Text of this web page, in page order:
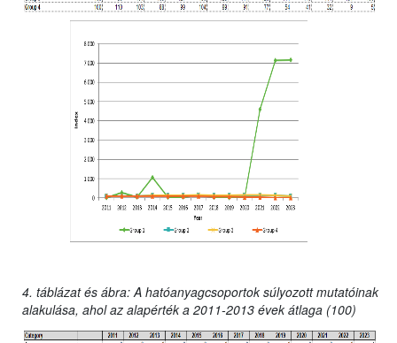
4. táblázat és ábra: A hatóanyagcsoportok súlyozott mutatóinak
alakulása, ahol az alapérték a 2011-2013 évek átlaga (100)